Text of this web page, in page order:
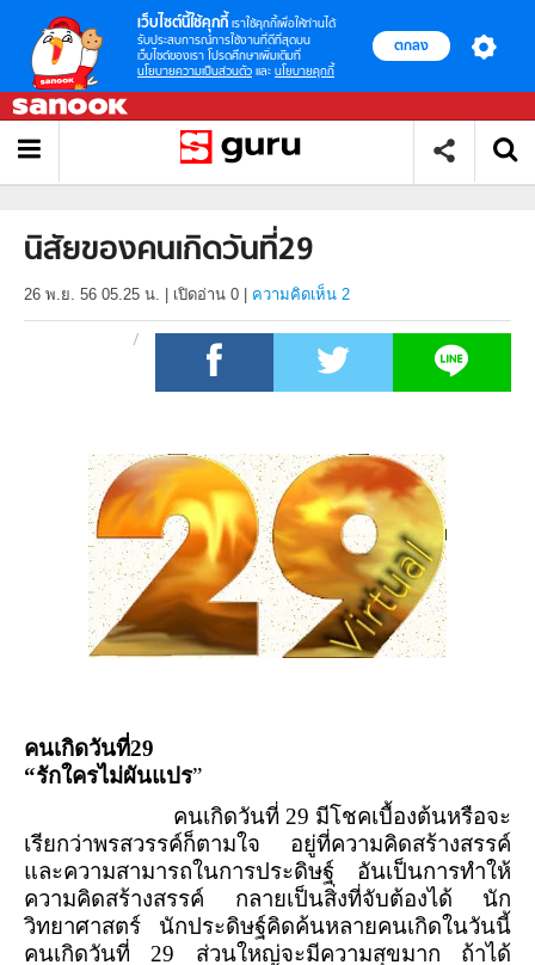
เว็บไซต์นี้ใช้คุกกี้ เราใช้คุกกี้เพื่อให้ท่านได้
รับประสบการณ์การใช้งานที่ดีที่สุดบน
เว็บไซต์ของเรา โปรดศึกษาเพิ่มเติมที่
นโยบายความเป็นส่วนตัว และ นโยบายคุกกี้
ตกลง
นิสัยของคนเกิดวันที่29
26 พ.ย. 56 05.25 น. เปิดอ่าน 0 ความคิดเห็น 2
คนเกิดวันที่29
“รักใครไม่ผันแปร”
คนเกิดวันที่ 29 มีโชคเบื้องต้นหรือจะ
เรียกว่าพรสวรรค์ก็ตามใจ อยู่ที่ความคิดสร้างสรรค์
และความสามารถในการประดิษฐ์ อันเป็นการทำให้
ความคิดสร้างสรรค์ กลายเป็นสิ่งที่จับต้องได้ นัก
วิทยาศาสตร์ นักประดิษฐ์คิดค้นหลายคนเกิดในวันนี้
คนเกิดวันที่ 29 ส่วนใหญ่จะมีความสุขมาก ถ้าได้